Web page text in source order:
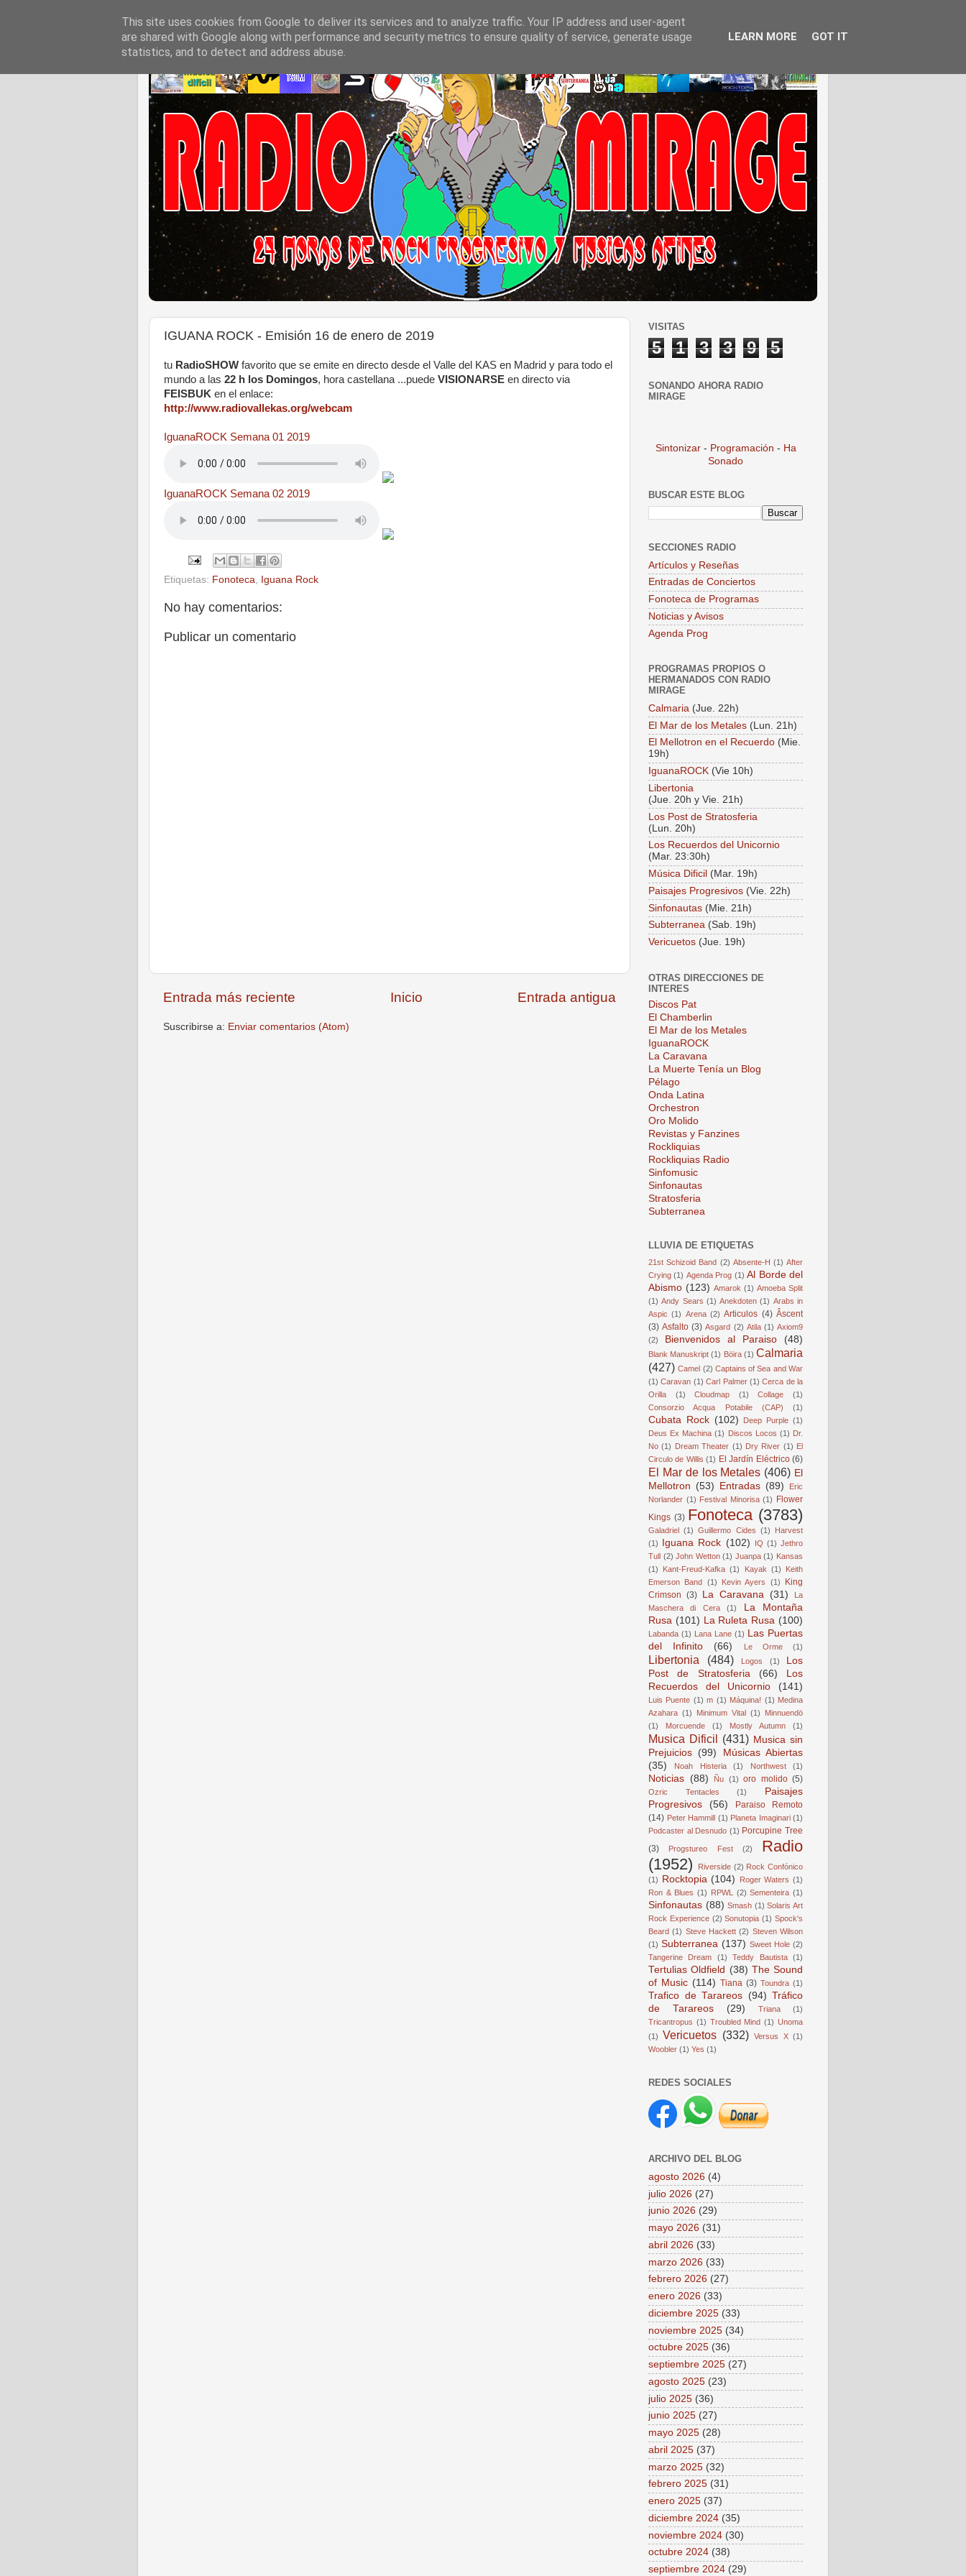
IGUANA ROCK - Emisión 16 de enero de 2019
tu RadioSHOW favorito que se emite en directo desde el Valle del KAS en Madrid y para todo el
mundo a las 22 h los Domingos, hora castellana ...puede VISIONARSE en directo via
FEISBUK en el enlace:
http://www.radiovallekas.org/webcam
IguanaROCK Semana 01 2019
IguanaROCK Semana 02 2019
Etiquetas: Fonoteca Iguana Rock
No hay comentarios:
Publicar un comentario
Entrada más reciente Entrada antigua
Inicio
Suscribirse a: Enviar comentarios (Atom)
VISITAS
5 1 3 3 9 5
SONANDO AHORA RADIO
MIRAGE
Sintonizar - Programación - Ha
Sonado
BUSCAR ESTE BLOG
SECCIONES RADIO
Artículos y Reseñas
Entradas de Conciertos
Fonoteca de Programas
Noticias y Avisos
Agenda Prog
PROGRAMAS PROPIOS O
HERMANADOS CON RADIO
MIRAGE
Calmaria (Jue. 22h)
El Mar de los Metales (Lun. 21h)
El Mellotron en el Recuerdo (Mie.
19h)
IguanaROCK (Vie 10h)
Libertonia
(Jue. 20h y Vie. 21h)
Los Post de Stratosferia
(Lun. 20h)
Los Recuerdos del Unicornio
(Mar. 23:30h)
Música Dificil (Mar. 19h)
Paisajes Progresivos (Vie. 22h)
Sinfonautas (Mie. 21h)
Subterranea (Sab. 19h)
Vericuetos (Jue. 19h)
OTRAS DIRECCIONES DE
INTERES
Discos Pat
El Chamberlin
El Mar de los Metales
IguanaROCK
La Caravana
La Muerte Tenía un Blog
Pélago
Onda Latina
Orchestron
Oro Molido
Revistas y Fanzines
Rockliquias
Rockliquias Radio
Sinfomusic
Sinfonautas
Stratosferia
Subterranea
LLUVIA DE ETIQUETAS
21st Schizoid Band (2) Absente-H (1) After
Crying (1) Agenda Prog (1) Al Borde del
Abismo (123) Amarok (1) Amoeba Split
(1) Andy Sears (1) Anekdoten (1) Arabs in
Aspic (1) Arena (2) Articulos (4) Âscent
(3) Asfalto (3) Asgard (2) Atila (1) Axiom9
(2)
Bienvenidos al Paraiso (48)
Blank Manuskript (1) Böira (1) Calmaria
(427) Camel (2) Captains of Sea and War
(1) Caravan (1) Carl Palmer (1) Cerca de la
Orilla
(1) Cloudmap (1) Collage
(1)
Consorzio Acqua Potabile (CAP)
(1)
Cubata Rock (102) Deep Purple (1)
Deus Ex Machina (1) Discos Locos (1) Dr.
No (1) Dream Theater (1) Dry River (1) El
Circulo de Willis (1) El Jardín Eléctrico (6)
El Mar de los Metales (406) El
Mellotron (53) Entradas (89)
Eric
Norlander (1) Festival Minorisa (1) Flower
Kings (3) Fonoteca (3783)
Galadriel (1) Guillermo Cides (1)
Harvest
(1) Iguana Rock (102) IQ (1) Jethro
Tull (2) John Wetton (1) Juanpa (1) Kansas
(1)
Kant-Freud-Kafka (1) Kayak (1)
Keith
Emerson Band (1) Kevin Ayers (1)
King
Crimson (3) La Caravana (31)
La
Maschera di Cera
(1)
La Montaña
Rusa (101) La Ruleta Rusa (100)
Labanda (1) Lana Lane (1) Las Puertas
del Infinito
(66) Le Orme (1)
Libertonia (484) Logos (1)
Los
Post de Stratosferia
(66)
Los
Recuerdos del Unicornio
(141)
Luis Puente (1) m (1) Máquina! (1) Medina
Azahara (1) Minimum Vital (1)
Minnuendö
(1)
Morcuende (1) Mostly Autumn (1)
Musica Dificil (431) Musica sin
Prejuicios (99)
Músicas Abiertas
(35)
Noah Histeria (1) Northwest (1)
Noticias (88) Ñu (1) oro molido (5)
Ozric Tentacles (1)
Paisajes
Progresivos
(56)
Paraiso Remoto
(14) Peter Hammill (1) Planeta Imaginari (1)
Podcaster al Desnudo (1) Porcupine Tree
(3)
Progstureo Fest (2)
Radio
(1952)
Riverside (2) Rock Confónico
(1) Rocktopia (104) Roger Waters (1)
Ron & Blues (1) RPWL (2) Sementeira (1)
Sinfonautas (88) Smash (1) Solaris Art
Rock Experience (2) Sonutopia (1) Spock's
Beard (1) Steve Hackett (2) Steven Wilson
(1) Subterranea (137) Sweet Hole (2)
Tangerine Dream
(1) Teddy Bautista (1)
Tertulias Oldfield (38) The Sound
of Music (114) Tiana (3) Toundra (1)
Trafico de Tarareos (94) Tráfico
de Tarareos
(29) Triana
(1)
Tricantropus (1) Troubled Mind (1) Unoma
(1)
Vericuetos (332) Versus X (1)
Woobler (1) Yes (1)
REDES SOCIALES
ARCHIVO DEL BLOG
agosto 2026 (4)
julio 2026 (27)
junio 2026 (29)
mayo 2026 (31)
abril 2026 (33)
marzo 2026 (33)
febrero 2026 (27)
enero 2026 (33)
diciembre 2025 (33)
noviembre 2025 (34)
octubre 2025 (36)
septiembre 2025 (27)
agosto 2025 (23)
julio 2025 (36)
junio 2025 (27)
mayo 2025 (28)
abril 2025 (37)
marzo 2025 (32)
febrero 2025 (31)
enero 2025 (37)
diciembre 2024 (35)
noviembre 2024 (30)
octubre 2024 (38)
septiembre 2024 (29)
This site uses cookies from Google to deliver its services and to analyze traffic. Your IP address and user-agent
are shared with Google along with performance and security metrics to ensure quality of service, generate usage
statistics, and to detect and address abuse.
LEARN MORE GOT IT